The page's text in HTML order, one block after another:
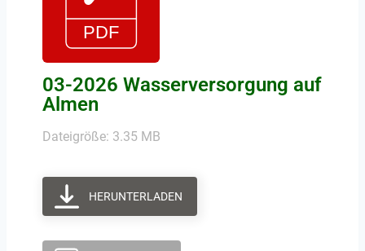
03-2026 Wasserversorgung auf
Almen
Dateigröße: 3.35 MB
HERUNTERLADEN